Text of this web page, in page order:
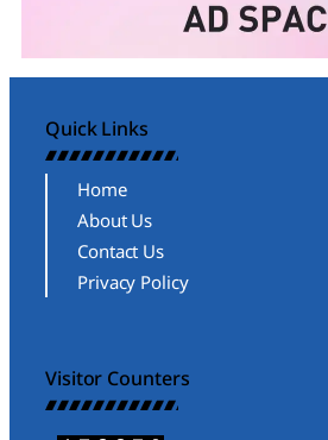
Quick Links
Home
About Us
Contact Us
Privacy Policy
Visitor Counters